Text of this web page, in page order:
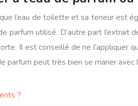
l’eau de toilette et sa teneur
utilisé. D’autre part
Il est conseillé de ne l’appliquer
parfum peut très bien se marier
?